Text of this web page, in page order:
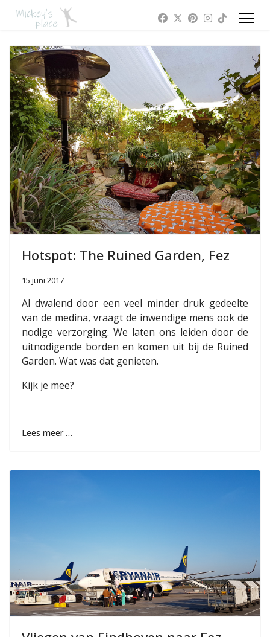
Hotspot: The Ruined Garden, Fez
15 juni 2017
Al dwalend door een veel minder druk gedeelte
van de medina, vraagt de inwendige mens ook de
nodige verzorging. We laten ons leiden door de
uitnodigende borden en komen uit bij de Ruined
Garden. Wat was dat genieten.
Kijk je mee?
Lees meer …